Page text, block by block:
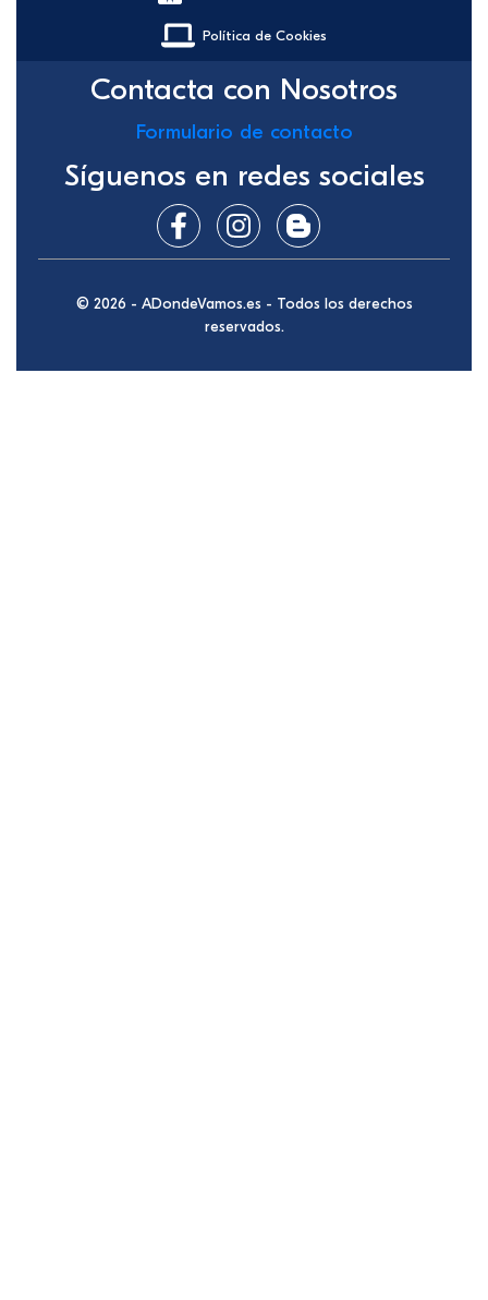
Política de Cookies
Contacta con Nosotros
Formulario de contacto
Síguenos en redes sociales
© 2026 - ADondeVamos.es - Todos los derechos
reservados.